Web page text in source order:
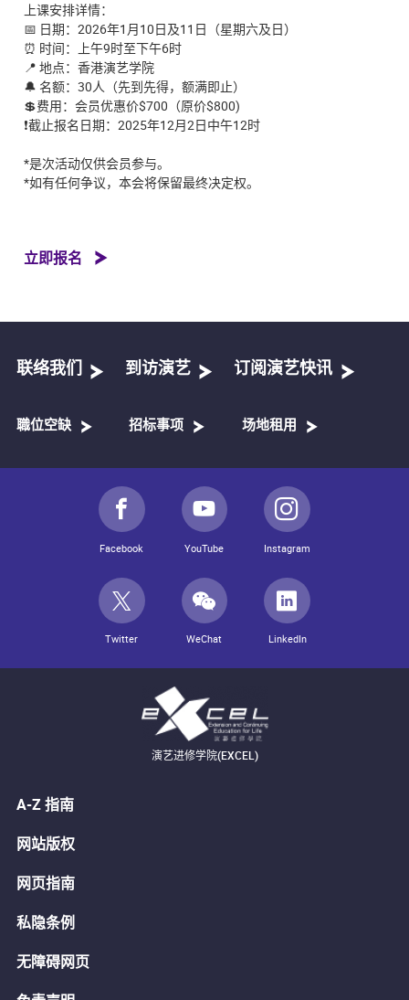
上课安排详情：
📅 日期： 2026年1 月10日及11 日（星期六及日）
⏰ 时间：上午9时至下午6时
📍 地点：香港演艺学院
🔔 名额： 30人（先到先得，额满即止）
💲费用：会员优惠价$700 （原价$800)
❗️截止报名日期： 2025年12月2日中午12时
*是次活动仅供会员参与。
*如有任何争议，本会将保留最终决定权。
立即报名
联络我们 到访演艺 订阅演艺快讯
職位空缺 招标事项 场地租用
Facebook YouTube Instagram
Twitter WeChat LinkedIn
演艺进修学院(EXCEL)
A-Z 指南
网站版权
网页指南
私隐条例
无障碍网页